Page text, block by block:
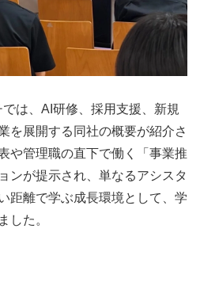
は、AI研修、採用支援、新規
を展開する同社の概要が紹介さ
や管理職の直下で働く「事業推
ンが提示され、単なるアシスタ
距離で学ぶ成長環境として、学
した。